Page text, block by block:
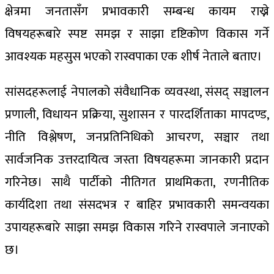
क्षेत्रमा जनतासँग प्रभावकारी सम्बन्ध कायम राख्ने
विषयहरूबारे स्पष्ट समझ र साझा दृष्टिकोण विकास गर्ने
आवश्यक महसुस भएको रास्वपाका एक शीर्ष नेताले बताए।
सांसदहरूलाई नेपालको संवैधानिक व्यवस्था, संसद् सञ्चालन
प्रणाली, विधायन प्रक्रिया, सुशासन र पारदर्शिताका मापदण्ड,
नीति विश्लेषण, जनप्रतिनिधिको आचरण, सञ्चार तथा
सार्वजनिक उत्तरदायित्व जस्ता विषयहरूमा जानकारी प्रदान
गरिनेछ। साथै पार्टीको नीतिगत प्राथमिकता, रणनीतिक
कार्यदिशा तथा संसदभत्र र बाहिर प्रभावकारी समन्वयका
उपायहरूबारे साझा समझ विकास गरिने रास्वपाले जनाएको
छ।